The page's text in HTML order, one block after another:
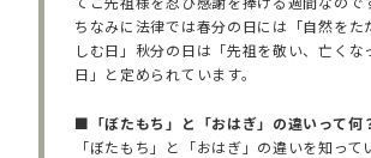
ちなみに法律では春分の日には「自然をた
しむ日」秋分の日は「先祖を敬い、亡くな
日」と定められています。
■「ぼたもち」と「おはぎ」の違いって何
「ぼたもち」と「おはぎ」の違いを知って